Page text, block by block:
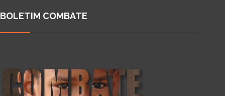
BOLETIM COMBATE